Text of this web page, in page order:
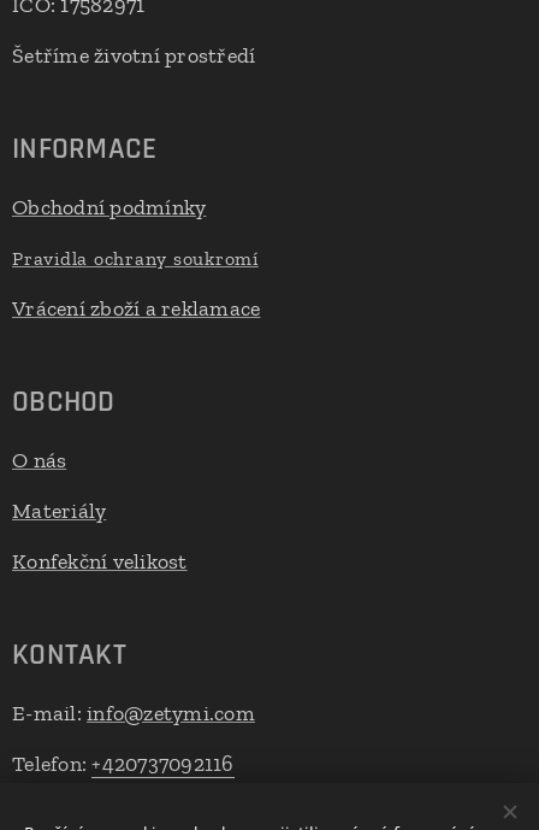
Šetříme životní prostředí
INFORMACE
Obchodní podmínky
Pravidla ochrany soukromí
Vrácení zboží a reklamace
OBCHOD
O nás
Materiály
Konfekční velikost
KONTAKT
E-mail:info@zetymi.com
Telefon:+420737092116